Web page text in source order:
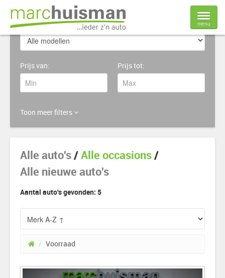
menu
Home
Voorraad
Verkoop
Werkplaats
Over ons
Prijs van: Prijs tot:
Toon meer filters
Alle auto's/Alle occasions/
Alle nieuwe auto's
Aantal auto's gevonden: 5
/ Voorraad